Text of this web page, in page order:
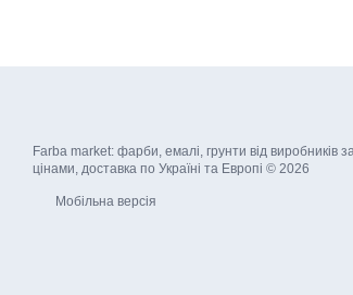
Farba market: фарби, емалі, грунти від виробників
цінами, доставка по Україні та Европі © 2026
Мобільна версія